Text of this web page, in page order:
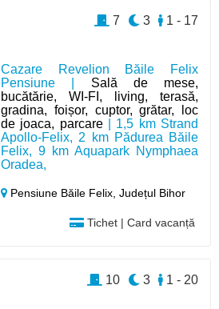
Cazare Revelion Băile Felix
Pensiune | Sală de mese,
bucătărie, WI-FI, living, terasă,
gradina, foișor, cuptor, grătar, loc
de joaca, parcare| 1,5 km Strand
Apollo-Felix, 2 km Pădurea Băile
Felix, 9 km Aquapark Nymphaea
Oradea,
Pensiune Băile Felix,Județul Bihor
Tichet | Card vacanță
1 - 17
3
7
1 - 20
3
10